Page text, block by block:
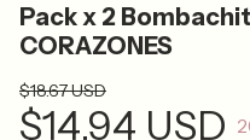
Pack x 2
CORAZONES
$18.67 USD
$14.94 USD